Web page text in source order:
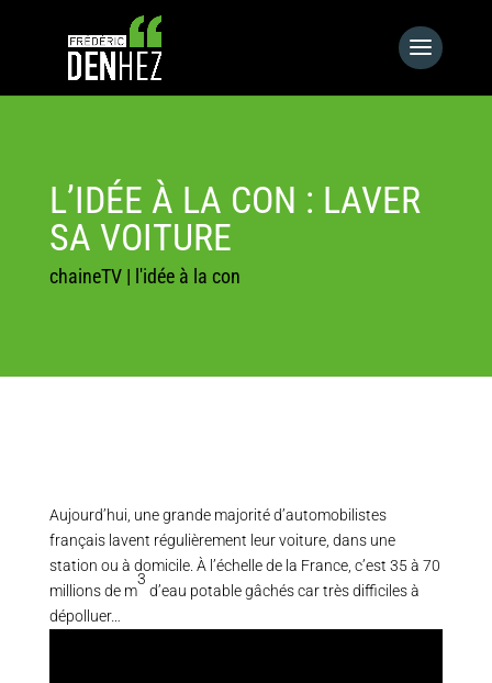
L’IDÉE À LA CON : LAVER
SA VOITURE
chaineTV| l'idée à la con
Aujourd’hui, une grande majorité d’automobilistes
français lavent régulièrement leur voiture, dans une
station ou à domicile. À l’échelle de la France, c’est 35 à 70
millions de m
3
d’eau potable gâchés car très difficiles à
dépolluer…